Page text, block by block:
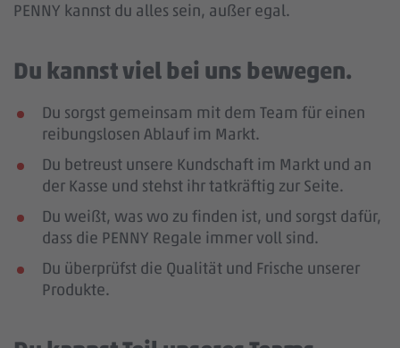
PENNY kannst du alles sein, außer egal.
Du kannst viel bei uns bewegen.
Du sorgst gemeinsam mit dem Team für einen
reibungslosen Ablauf im Markt.
Du betreust unsere Kundschaft im Markt und an
der Kasse und stehst ihr tatkräftig zur Seite.
Du weißt, was wo zu finden ist, und sorgst dafür,
dass die PENNY Regale immer voll sind.
Du überprüfst die Qualität und Frische unserer
Produkte.